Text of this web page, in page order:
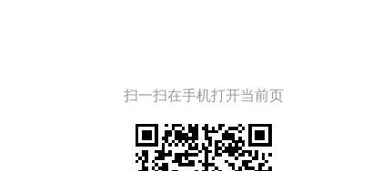
扫一扫在手机打开当前页